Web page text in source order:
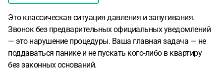
Это классическая ситуация давления и запугивания.
Звонок без предварительных официальных уведомлений
— это нарушение процедуры. Ваша главная задача — не
поддаваться панике и не пускать кого-либо в квартиру
без законных оснований.